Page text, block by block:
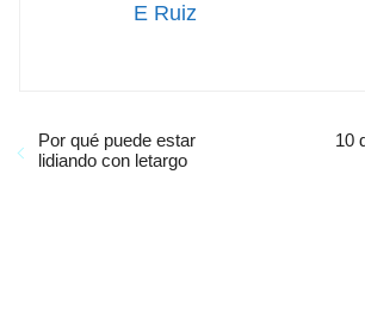
E Ruiz
Por qué puede estar
lidiando con letargo
10